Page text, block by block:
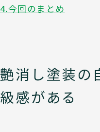
4.今回のまとめ
艶消し塗装の
級感がある